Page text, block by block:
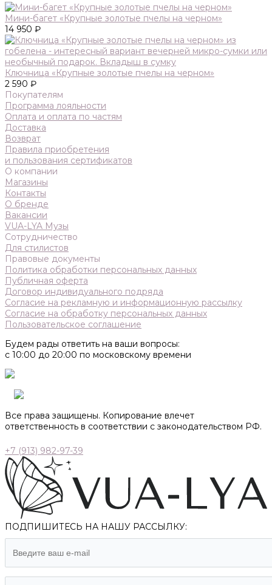
Мини-багет «Крупные золотые пчелы на черном»
14 950 ₽
Ключница «Крупные золотые пчелы на черном»
2 590 ₽
Покупателям
Программа лояльности
Оплата и оплата по частям
Доставка
Возврат
Правила приобретения
и пользования сертификатов
О компании
Магазины
Контакты
О бренде
Вакансии
VUA-LYA Музы
Сотрудничество
Для стилистов
Правовые документы
Политика обработки персональных данных
Публичная оферта
Договор индивидуального подряда
Согласие на рекламную и информационную рассылку
Согласие на обработку персональных данных
Пользовательское соглашение
Будем рады ответить на ваши вопросы:
с 10:00 до 20:00 по московскому времени
Все права защищены. Копирование влечет
ответственность в соответствии с законодательством РФ.
+7 (913) 982-97-39
ПОДПИШИТЕСЬ НА НАШУ РАССЫЛКУ: